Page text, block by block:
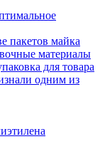
пакетов майка
материалы
для товара
одним из